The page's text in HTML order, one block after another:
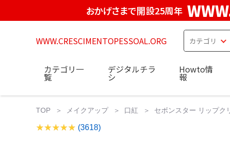
おかげさまで開設25周年
WWW.CRESCIMENTOPESSOAL.ORG
カテゴリ一
覧
デジタルチラ
シ
Howto情
報
TOP メイクアップ 口紅 セボンスター リップク
(3618)